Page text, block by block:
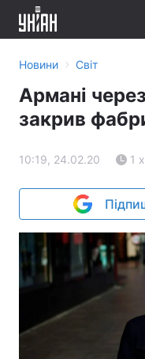
Новини › Світ
Армані
закрив
10:19, 24.02.20 1